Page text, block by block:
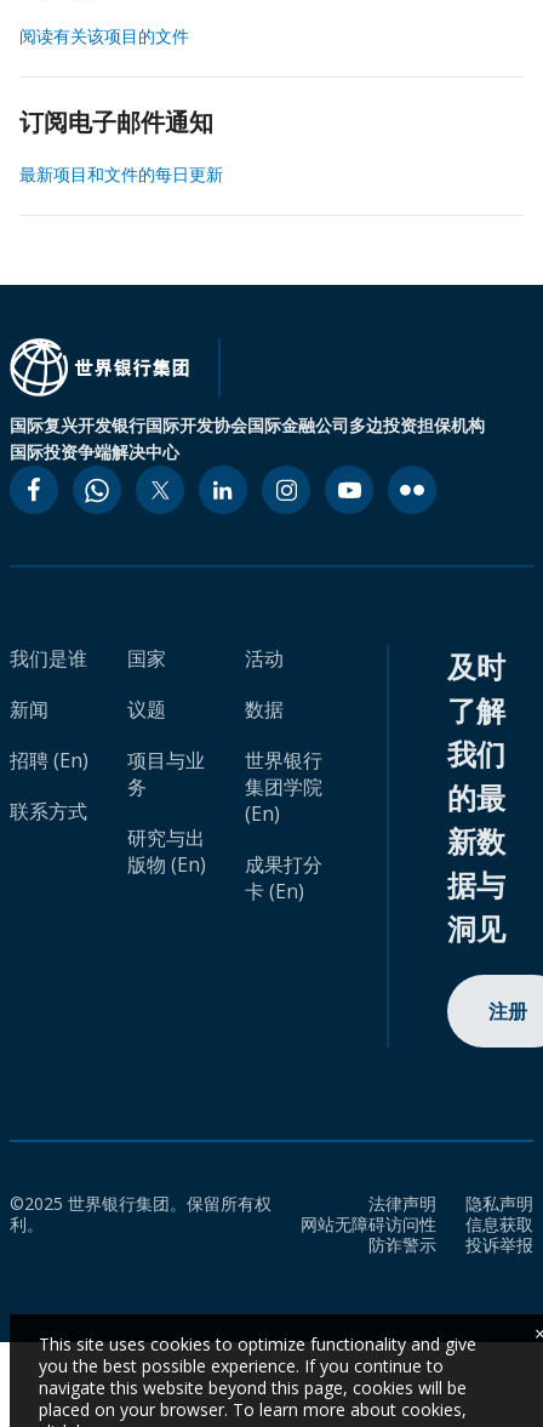
阅读有关该项目的文件
订阅电子邮件通知
最新项目和文件的每日更新
国际复兴开发银行国际开发协会国际金融公司多边投资担保机构
国际投资争端解决中心
我们是谁
新闻
招聘 (En)
联系方式
国家
议题
项目与业
务
研究与出
版物 (En)
活动
数据
世界银行
集团学院
(En)
成果打分
卡 (En)
及时
了解
我们
的最
新数
据与
洞见
注册
©2025 世界银行集团。保留所有权
利。
法律声明
隐私声明
网站无障碍访问性
信息获取
防诈警示
投诉举报
This site uses cookies to optimize functionality and give
you the best possible experience. If you continue to
navigate this website beyond this page, cookies will be
placed on your browser. To learn more about cookies,